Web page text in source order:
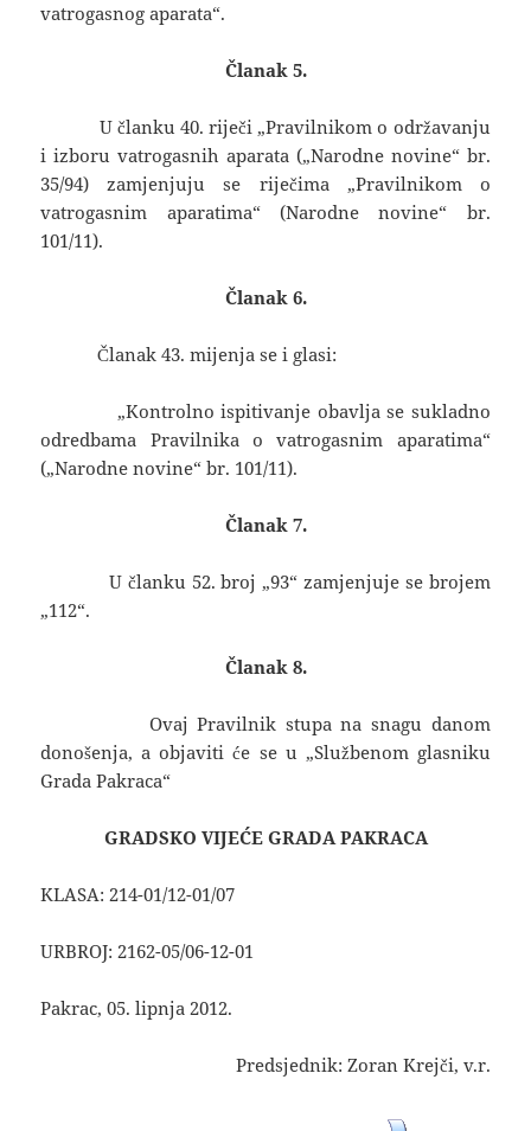
vatrogasnog aparata“.
Članak 5.
U članku 40. riječi „Pravilnikom o održavanju
i izboru vatrogasnih aparata („Narodne novine“ br.
35/94) zamjenjuju se riječima „Pravilnikom o
vatrogasnim aparatima“ (Narodne novine“ br.
101/11).
Članak 6.
Članak 43. mijenja se i glasi:
„Kontrolno ispitivanje obavlja se sukladno
odredbama Pravilnika o vatrogasnim aparatima“
(„Narodne novine“ br. 101/11).
Članak 7.
U članku 52. broj „93“ zamjenjuje se brojem
„112“.
Članak 8.
Ovaj Pravilnik stupa na snagu danom
donošenja, a objaviti će se u „Službenom glasniku
Grada Pakraca“
GRADSKO VIJEĆE GRADA PAKRACA
KLASA: 214-01/12-01/07
URBROJ: 2162-05/06-12-01
Pakrac, 05. lipnja 2012.
Predsjednik: Zoran Krejči, v.r.